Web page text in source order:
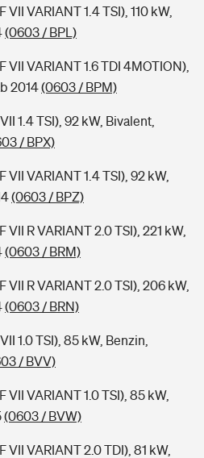
VARIANT 1.4 TSI), 110 kW,
(0603 / BPL)
VII VARIANT 1.6 TDI 4MOTION),
2014(0603 / BPM)
1.4 TSI), 92 kW, Bivalent,
/ BPX)
VII VARIANT 1.4 TSI), 92 kW,
(0603 / BPZ)
VII R VARIANT 2.0 TSI), 221 kW,
(0603 / BRM)
VII R VARIANT 2.0 TSI), 206 kW,
(0603 / BRN)
1.0 TSI), 85 kW, Benzin,
/ BVV)
VII VARIANT 1.0 TSI), 85 kW,
(0603 / BVW)
VII VARIANT 2.0 TDI), 81 kW,